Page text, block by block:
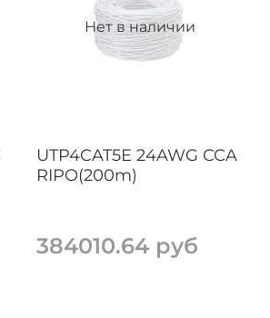
Нет в наличии
UTP4CAT5E 24AWG CCA
RIPO(200m)
384010.64 руб